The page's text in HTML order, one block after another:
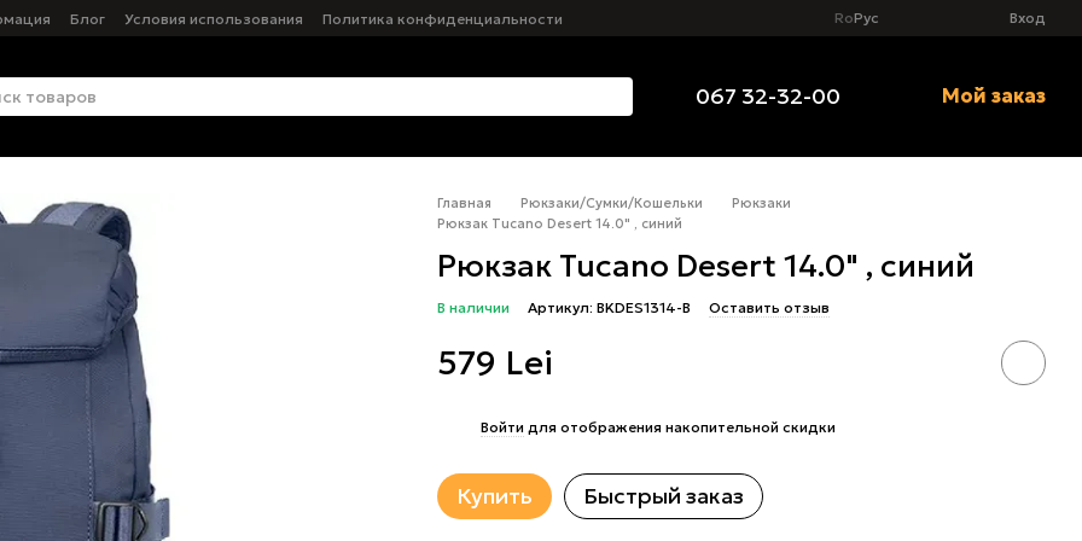
Блог Условия использования
Политика конфиденциальности
RoРус Вход
067 32-32-00 Мой заказ
Главная Рюкзаки/Сумки/Кошельки
Pюкзаки
Pюкзак Tucano Desert 14.0" , синий
Pюкзак Tucano Desert 14.0" , синий
В наличии Артикул: BKDES1314-B Оставить отзыв
579 Lei
Войти для отображения накопительной скидки
Купить Быстрый заказ